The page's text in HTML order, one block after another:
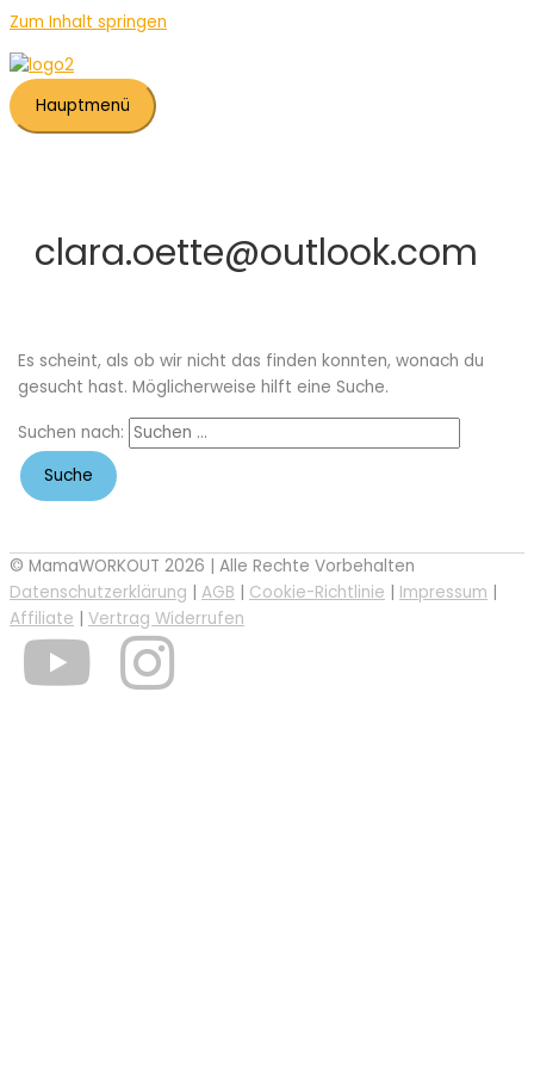
Zum Inhalt springen
Hauptmenü
clara.oette@outlook.com
Es scheint, als ob wir nicht das finden konnten, wonach du
gesucht hast. Möglicherweise hilft eine Suche.
Suchen nach:
© MamaWORKOUT 2026 | Alle Rechte Vorbehalten
Datenschutzerklärung | AGB | Cookie-Richtlinie | Impressum |
Affiliate | Vertrag Widerrufen